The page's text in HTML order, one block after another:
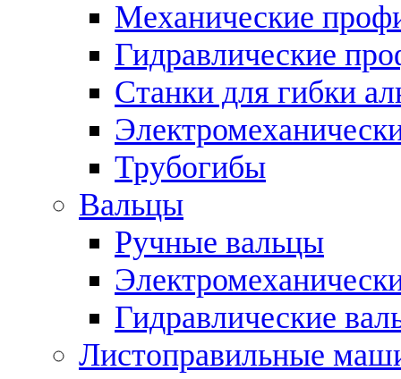
Механические
Гидравлические
Станки для гибки
Трубогибы
Вальцы
Ручные вальцы
Гидравлические
Листоправильные